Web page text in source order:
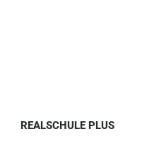
REALSCHULE PLUS